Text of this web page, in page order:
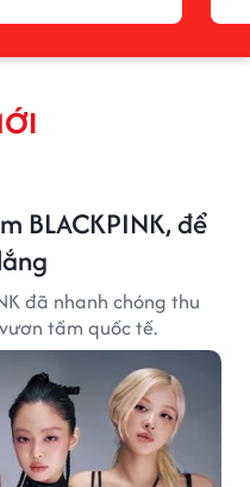
BLACKPINK, để
đã nhanh chóng thu
tầm quốc tế.